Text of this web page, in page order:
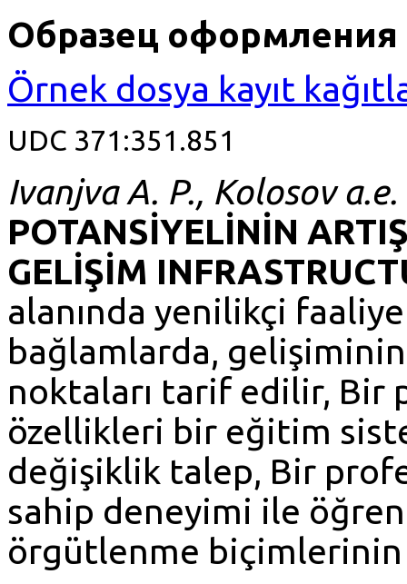
Образец оформления
Örnek dosya kayıt
UDC 371:351.851
Ivanjva A. P., Kolosov a.e.
POTANSİYELİNİN
GELİŞİM
alanında yenilikçi
bağlamlarda,
noktaları tarif edilir, Bir
özellikleri bir eğitim
değişiklik talep, Bir
sahip deneyimi ile
örgütlenme biçimlerinin